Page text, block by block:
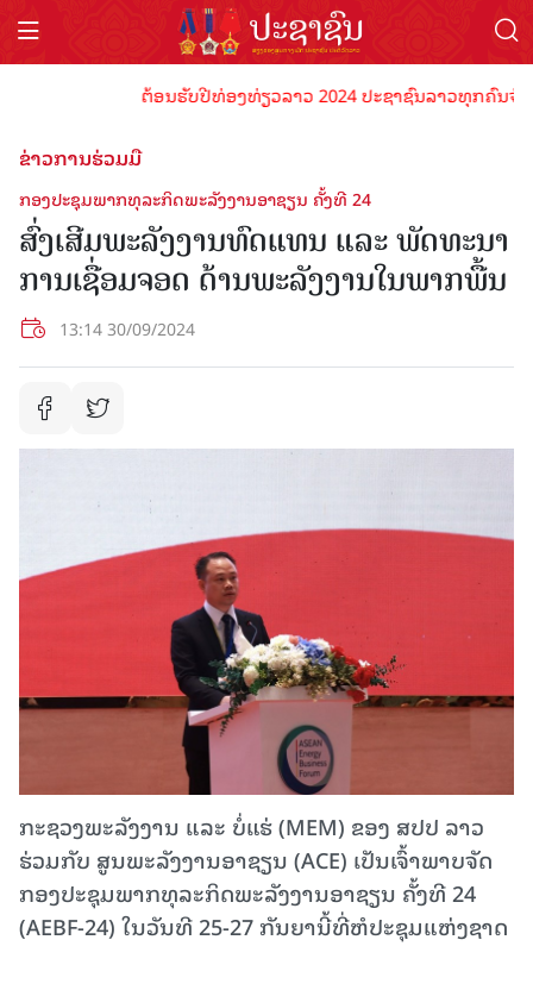
ຕ້ອນຮັບປີທ່ອງທ່ຽວລາວ 2024 ປະຊາຊົນລາວທຸກຄົນຈົ່
ຂ່າວການຮ່ວມມື
ກອງປະຊຸມພາກທຸລະກິດພະລັງງານອາຊຽນ ຄັ້ງທີ 24
ສົ່ງເສີມພະລັງງານທົດແທນ ແລະ ພັດທະນາ
ການເຊື່ອມຈອດ ດ້ານພະລັງງານໃນພາກພື້ນ
13:14 30/09/2024
ກະຊວງພະລັງງານ ແລະ ບໍ່ແຮ່ (MEM) ຂອງ ສປປ ລາວ
ຮ່ວມກັບ ສູນພະລັງງານອາຊຽນ (ACE) ເປັນເຈົ້າພາບຈັດ
ກອງປະຊຸມພາກທຸລະກິດພະລັງງານອາຊຽນ ຄັ້ງທີ 24
(AEBF-24) ໃນວັນທີ 25-27 ກັນຍານີ້ທີ່ຫໍປະຊຸມແຫ່ງຊາດ